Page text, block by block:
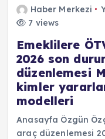
Haber Merkezi
7 views
Emeklilere
2026 son
düzenlemesi
kimler
modelleri
Anasayfa Özgün
araç düzenlemesi